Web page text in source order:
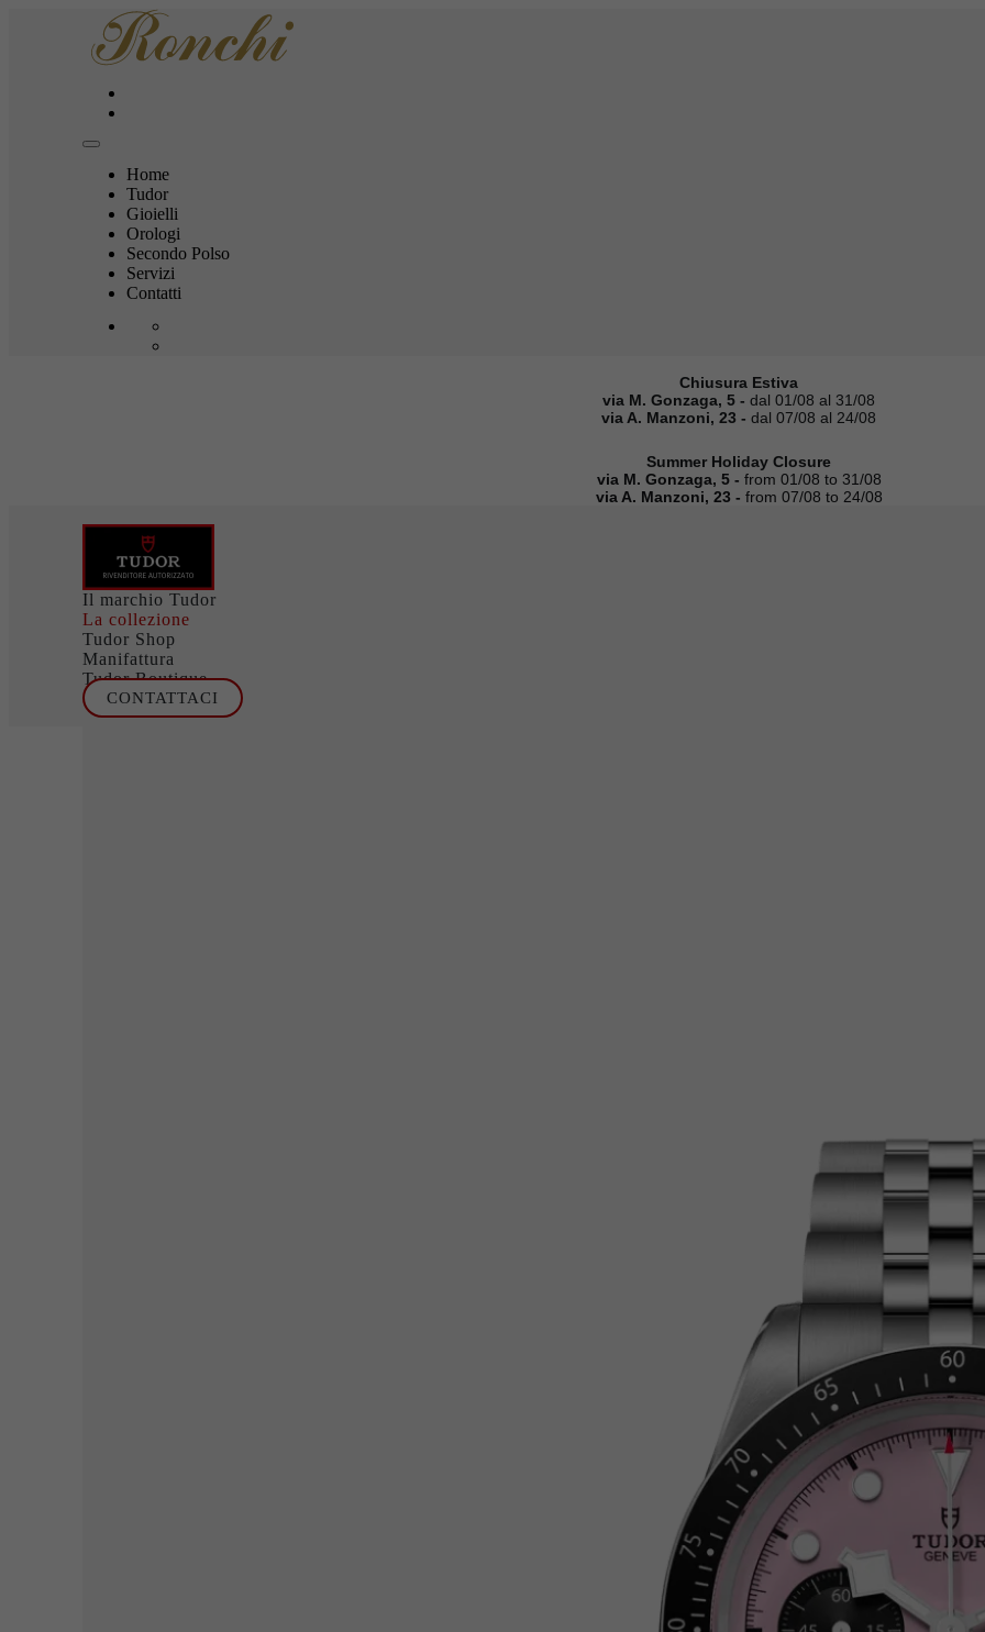
Home
Tudor
Gioielli
Orologi
Secondo Polso
Servizi
Contatti
Chiusura Estiva
via M. Gonzaga, 5 - dal 01/08 al 31/08
via A. Manzoni, 23 - dal 07/08 al 24/08
Summer Holiday Closure
via M. Gonzaga, 5 - from 01/08 to 31/08
via A. Manzoni, 23 - from 07/08 to 24/08
Il marchio Tudor
La collezione
Tudor Shop
Manifattura
Tudor Boutique
CONTATTACI